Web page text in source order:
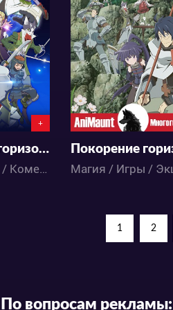
+
Покорение горизонта 2
Магия / Игры / Комедия / Приключения / Фэнтези / Аниме
50839
13 200
1 2
По вопросам рекламы: